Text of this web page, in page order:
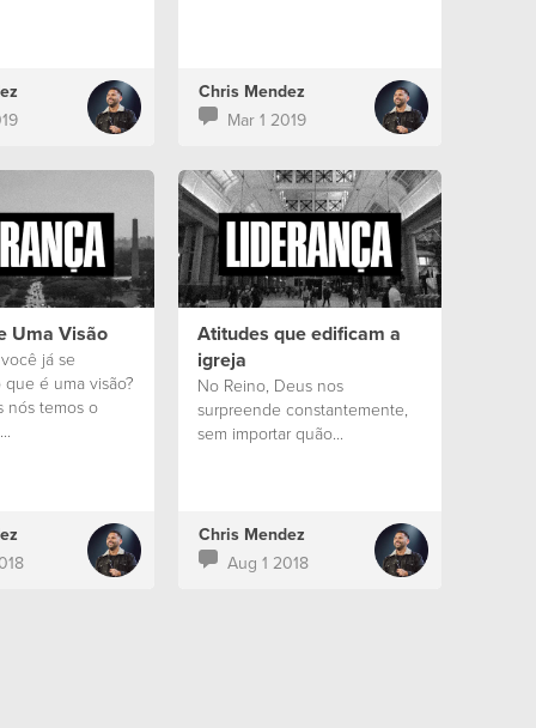
Chris Mendez
Mar 1 2019
Uma Visão
já se
é uma visão?
nós temos o
Atitudes que edificam a
igreja
No Reino, Deus nos
surpreende constantemente,
sem importar quão...
Chris Mendez
Aug 1 2018